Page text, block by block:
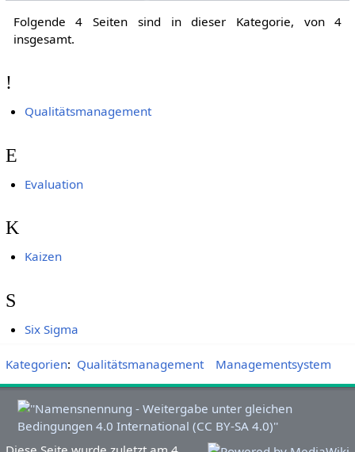
Folgende 4 Seiten sind in dieser Kategorie, von 4
insgesamt.
!
Qualitätsmanagement
E
Evaluation
K
Kaizen
S
Six Sigma
Kategorien: Qualitätsmanagement Managementsystem